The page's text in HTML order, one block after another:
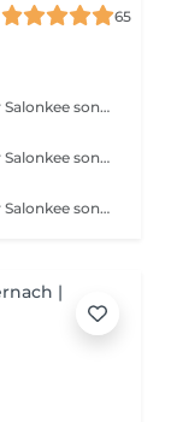
65
Veuillez prendre note que les prix indiqués sur Salonkee sont communiqués à titre informatif et s'entendent de base. Ces derniers sont susceptibles de varier selon le diagnostic réalisé à votre arrivée au salon et l'expertise du professionnel à qui vous confiez votre beauté. Dans tous les cas, un devis précis vous sera proposé et toutes réalisations de prestations seront effectuées avec votre accord. Un grand merci d'avance pour votre compréhension. Au plaisir de vous revoir très vite.
Veuillez prendre note que les prix indiqués sur Salonkee sont communiqués à titre informatif et s'entendent de base. Ces derniers sont susceptibles de varier selon le diagnostic réalisé à votre arrivée au salon et l'expertise du professionnel à qui vous confiez votre beauté. Dans tous les cas, un devis précis vous sera proposé et toutes réalisations de prestations seront effectuées avec votre accord. Un grand merci d'avance pour votre compréhension. Au plaisir de vous revoir très vite.
Veuillez prendre note que les prix indiqués sur Salonkee sont communiqués à titre informatif et s'entendent de base. Ces derniers sont susceptibles de varier selon le diagnostic réalisé à votre arrivée au salon et l'expertise du professionnel à qui vous confiez votre beauté. Dans tous les cas, un devis précis vous sera proposé et toutes réalisations de prestations seront effectuées avec votre accord. Un grand merci d'avance pour votre compréhension. Au plaisir de vous revoir très vite.